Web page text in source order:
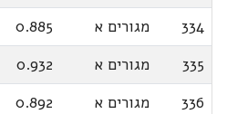
334
מגורים א 0.885
335
מגורים א 0.932
336
מגורים א 0.892